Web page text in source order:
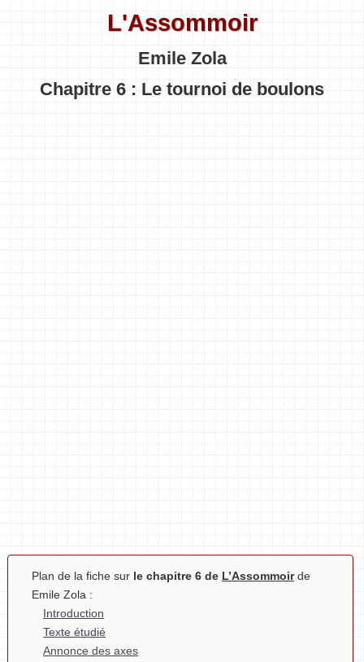
L'Assommoir
Emile Zola
Chapitre 6 : Le tournoi de boulons
Plan de la fiche sur le chapitre 6 de L’Assommoirde
Emile Zola :
Introduction
Texte étudié
Annonce des axes